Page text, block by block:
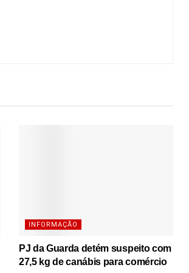
INFORMAÇÃO
PJ da Guarda detém suspeito com
27,5 kg de canábis para comércio